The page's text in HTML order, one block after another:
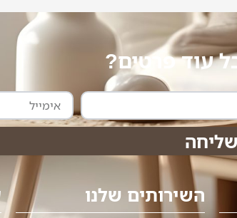
עוד פרטים?
אימייל
שליחה
השירותים שלנו